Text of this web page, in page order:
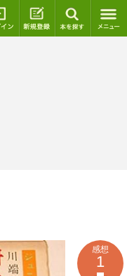
ログイン 新規登録
感想
1